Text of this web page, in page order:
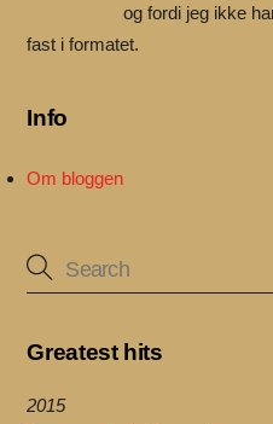
og fordi jeg ikke
fast i formatet.
Info
Om bloggen
Greatest hits
2015